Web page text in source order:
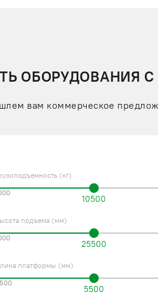
ОБОРУДОВАНИЯ
вам коммерческое
(кг)
10500
подъема (мм)
25500
платформы (мм)
5500